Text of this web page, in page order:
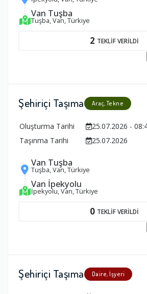
Van Tuşba
Tuşba, Van, Türkiye
2 TEKLİF VERİLDİ
Şehiriçi Taşıma Araç, Tekne
Oluşturma Tarihi
25.07.2026 -
Taşınma Tarihi
25.07.2026
Van Tuşba
Tuşba, Van, Türkiye
Van İpekyolu
İpekyolu, Van, Türkiye
0 TEKLİF VERİLDİ
Şehiriçi Taşıma Daire, İşyeri